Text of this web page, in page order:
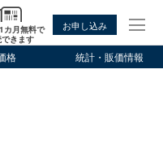
カ月無料で
きます
お申し込み
格 統計・販価情報